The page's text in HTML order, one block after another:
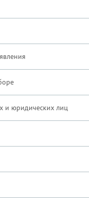
и юридических лиц